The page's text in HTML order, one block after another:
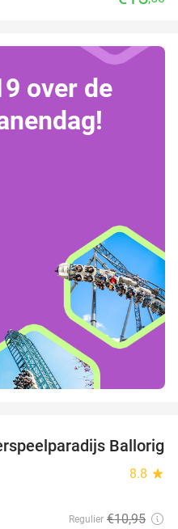
over de
32%
Ballorig
8.8 star
Regulier €10,95